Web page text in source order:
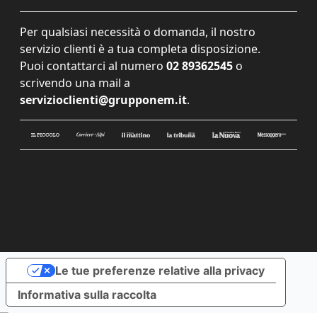
Per qualsiasi necessità o domanda, il nostro
servizio clienti è a tua completa disposizione.
Puoi contattarci al numero 02 89362545 o
scrivendo una mail a
servizioclienti@grupponem.it.
Informativa sulla raccolta
Le tue preferenze relative alla privacy